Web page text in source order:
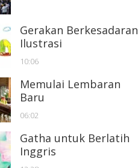
Gerakan Berkesadaran
Ilustrasi
10:06
Memulai Lembaran
Baru
06:02
Gatha untuk Berlatih
Inggris